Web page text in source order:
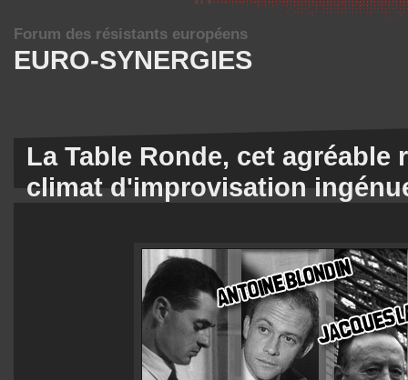
EURO-SYNERGIES
Forum des résistants européens
La Table Ronde, cet
climat d'improvisation